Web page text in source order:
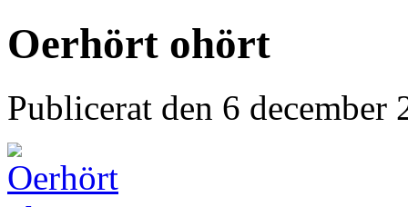
Oerhört ohört
Publicerat den 6 december